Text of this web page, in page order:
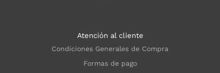
Atención al cliente
Condiciones Generales de Compra
Formas de pago